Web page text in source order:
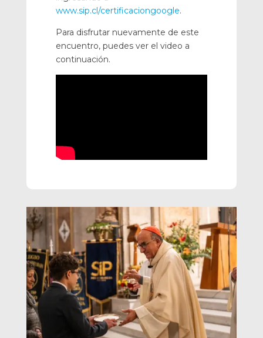
www.sip.cl/certificaciongoogle.
Para disfrutar nuevamente de este
encuentro, puedes ver el video a
continuación.